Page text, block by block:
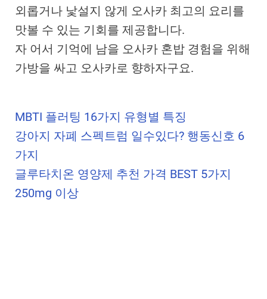
외롭거나 낯설지 않게 오사카 최고의 요리를
맛볼 수 있는 기회를 제공합니다.
자 어서 기억에 남을 오사카 혼밥 경험을 위해
가방을 싸고 오사카로 향하자구요.
MBTI 플러팅 16가지 유형별 특징
강아지 자폐 스펙트럼 일수있다? 행동신호 6
가지
글루타치온 영양제 추천 가격 BEST 5가지
250mg 이상